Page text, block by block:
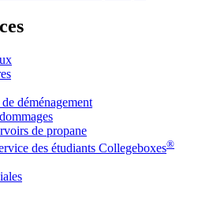
déménagement
de propane
des étudiants Collegeboxes®